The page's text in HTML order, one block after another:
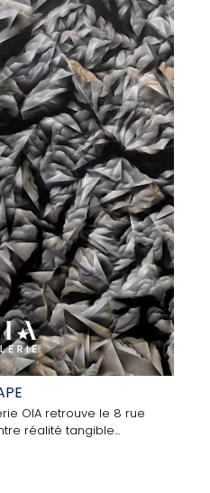
OIA retrouve le 8 rue
réalité tangible...